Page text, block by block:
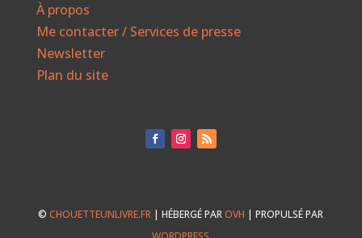
À propos
Me contacter / Services de presse
Newsletter
Plan du site
©CHOUETTEUNLIVRE.FR | HÉBERGÉ PAROVH | PROPULSÉ PAR